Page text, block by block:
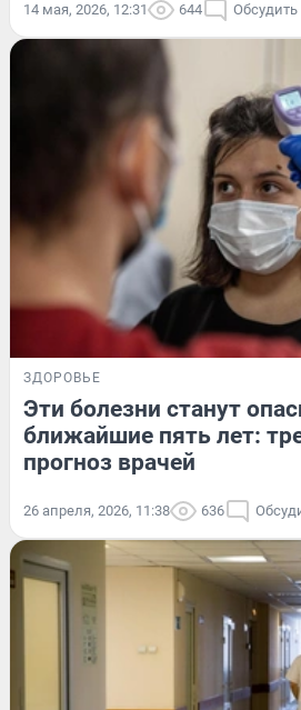
14 мая, 2026, 12:31 644 Обсудить
ЗДОРОВЬЕ
Эти болезни станут
ближайшие пять лет:
прогноз врачей
26 апреля, 2026, 11:38 636